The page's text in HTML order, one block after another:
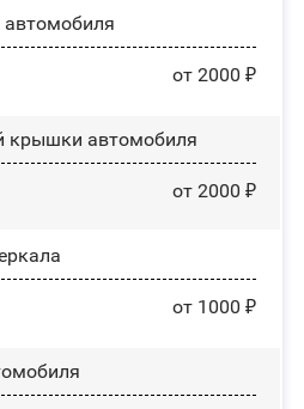
автомобиля
от 2000 ₽
крышки автомобиля
от 2000 ₽
от 1000 ₽